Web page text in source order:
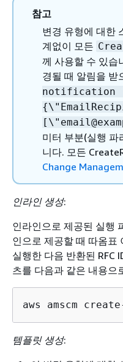
참고
변경 유형에 대한
계없이 모든
께 사용할 수 있습
경될 때 알림을 받
notification
{
미터 부분(실행 파
니다. 모든
Change
인라인 생성:
인라인으로 제공된 실행
인으로 제공할 때 따옴표
실행한 다음 반환된 RFC
츠를 다음과 같은 내용으
aws amscm
템플릿 생성: